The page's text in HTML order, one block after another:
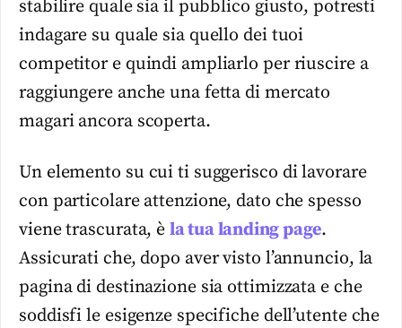
stabilire quale sia il pubblico giusto, potresti
indagare su quale sia quello dei tuoi
competitor e quindi ampliarlo per riuscire a
raggiungere anche una fetta di mercato
magari ancora scoperta.
Un elemento su cui ti suggerisco di lavorare
con particolare attenzione, dato che spesso
viene trascurata, è la tua landing page.
Assicurati che, dopo aver visto l’annuncio, la
pagina di destinazione sia ottimizzata e che
soddisfi le esigenze specifiche dell’utente che